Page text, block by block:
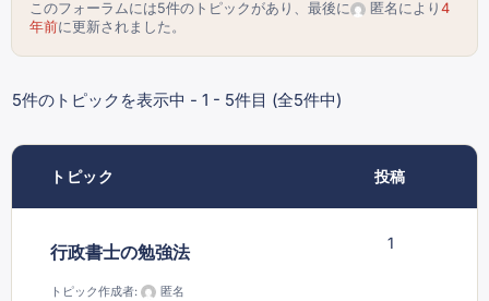
このフォーラムには5件のトピックがあり、最後に 匿名 により 4
年前に更新されました。
5件のトピックを表示中 - 1 - 5件目 (全5件中)
トピック 投稿
行政書士の勉強法
トピック作成者: 匿名
1